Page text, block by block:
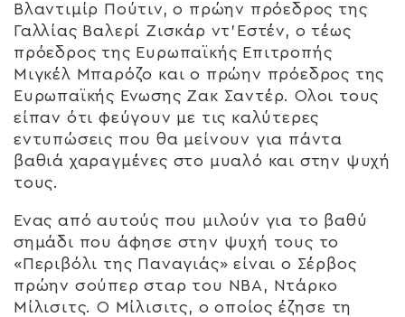
Βλαντιμίρ Πούτιν, ο πρώην πρόεδρος της
Γαλλίας Βαλερί Ζισκάρ ντ’Εστέν, ο τέως
πρόεδρος της Ευρωπαϊκής Επιτροπής
Μιγκέλ Μπαρόζο και ο πρώην πρόεδρος της
Ευρωπαϊκής Ενωσης Ζακ Σαντέρ. Ολοι τους
είπαν ότι φεύγουν με τις καλύτερες
εντυπώσεις που θα μείνουν για πάντα
βαθιά χαραγμένες στο μυαλό και στην ψυχή
τους.
Ενας από αυτούς που μιλούν για το βαθύ
σημάδι που άφησε στην ψυχή τους το
«Περιβόλι της Παναγιάς» είναι ο Σέρβος
πρώην σούπερ σταρ του ΝΒΑ, Ντάρκο
Μίλισιτς. Ο Μίλισιτς, ο οποίος έζησε τη